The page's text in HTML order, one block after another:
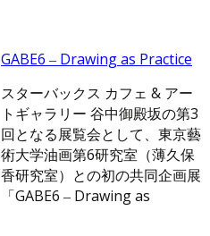
GABE6 ‒ Drawing as Practice
スターバックス カフェ & アー
トギャラリー 谷中御殿坂の第3
回となる展覧会として、東京藝
術大学油画第6研究室（薄久保
香研究室）との初の共同企画展
「GABE6 ‒ Drawing as